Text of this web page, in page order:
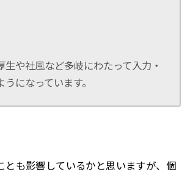
生や社風など多岐にわたって入力・
になっています。
とも影響しているかと思いますが、個